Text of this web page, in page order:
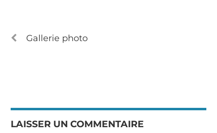
Gallerie photo
LAISSER UN COMMENTAIRE